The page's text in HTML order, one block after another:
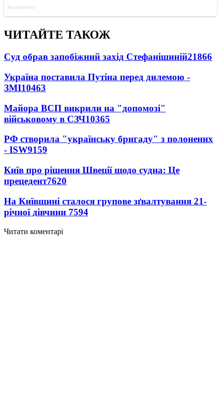
ЧИТАЙТЕ ТАКОЖ
Суд обрав запобіжний захід Стефанішиній21866
Україна поставила Путіна перед дилемою -
ЗМІ10463
Майора ВСП викрили на "допомозі"
військовому в СЗЧ10365
РФ створила "українську бригаду" з полонених
- ISW9159
Київ про рішення Швеції щодо судна: Це
прецедент7620
На Київщині сталося групове зґвалтування 21-
річної дівчини 7594
Читати коментарі